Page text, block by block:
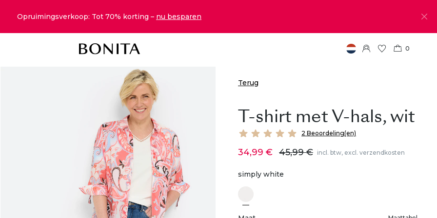
Opruimingsverkoop: Tot 70% korting – nu besparen
0
Terug
T-shirt met V-hals, wit
2 Beoordeling(en)
34,99 € 45,99 € incl. btw, excl. verzendkosten
simply white